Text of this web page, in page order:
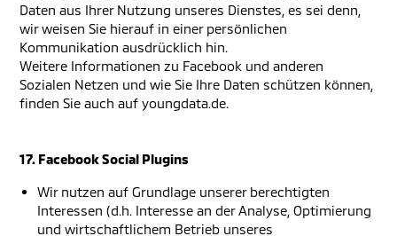
Daten aus Ihrer Nutzung unseres Dienstes, es sei denn,
wir weisen Sie hierauf in einer persönlichen
Kommunikation ausdrücklich hin.
Weitere Informationen zu Facebook und anderen
Sozialen Netzen und wie Sie Ihre Daten schützen können,
finden Sie auch auf youngdata.de.
17. Facebook Social Plugins
Wir nutzen auf Grundlage unserer berechtigten
Interessen (d.h. Interesse an der Analyse, Optimierung
und wirtschaftlichem Betrieb unseres